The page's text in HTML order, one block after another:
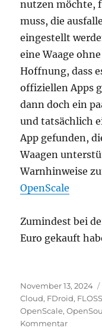
nutzen möchte,
muss, die
eingestellt
eine Waage
Hoffnung, dass
offiziellen Apps
dann doch ein
und tatsächlich
App gefunden,
Waagen
Warnhinweise
OpenScale
Zumindest bei
Euro gekauft
Veröffentlicht
am
November 13, 2024
Cloud, FDroid,
OpenScale,
Kommentarzu